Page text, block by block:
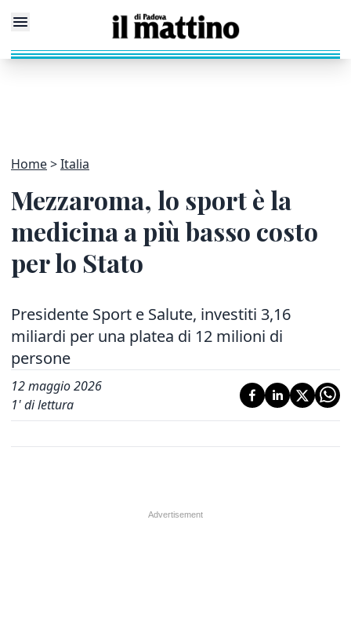
Home Italia
Mezzaroma, lo sport è la
medicina a più basso costo
per lo Stato
Presidente Sport e Salute, investiti 3,16
miliardi per una platea di 12 milioni di
persone
12 maggio 2026
1' di lettura